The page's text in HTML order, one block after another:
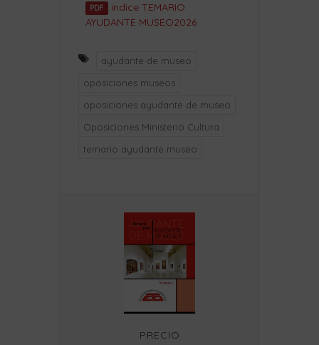
PDF
indice TEMARIO
AYUDANTE MUSEO2026
ayudante de museo
oposiciones museos
oposiciones ayudante de museo
Oposiciones Ministerio Cultura
temario ayudante museo
PRECIO